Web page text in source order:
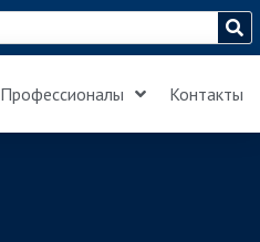
Профессионалы Контакты